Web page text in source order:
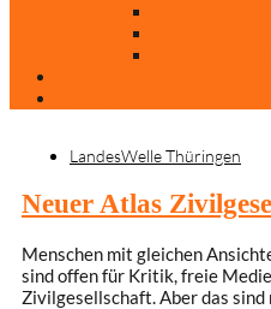
LandesWelle Thüringen
Neuer Atlas
Menschen mit gleichen
sind offen für Kritik, freie
Zivilgesellschaft. Aber das